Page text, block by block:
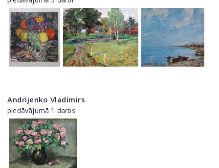
Andrijenko Vladimirs
piedāvājumā 1 darbs